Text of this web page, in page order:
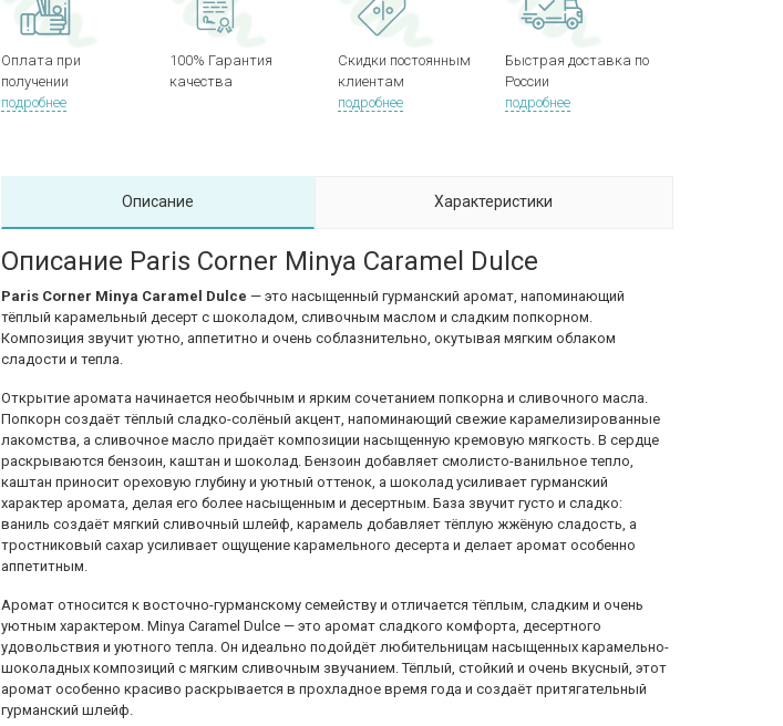
Оплата при
получении
подробнее
100% Гарантия
качества
Скидки постоянным
клиентам
подробнее
Быстрая доставка по
России
подробнее
Описание Характеристики
Описание Paris Corner Minya Caramel Dulce
Paris Corner Minya Caramel Dulce — это насыщенный гурманский аромат, напоминающий
тёплый карамельный десерт с шоколадом, сливочным маслом и сладким попкорном.
Композиция звучит уютно, аппетитно и очень соблазнительно, окутывая мягким облаком
сладости и тепла.
Открытие аромата начинается необычным и ярким сочетанием попкорна и сливочного масла.
Попкорн создаёт тёплый сладко-солёный акцент, напоминающий свежие карамелизированные
лакомства, а сливочное масло придаёт композиции насыщенную кремовую мягкость. В сердце
раскрываются бензоин, каштан и шоколад. Бензоин добавляет смолисто-ванильное тепло,
каштан приносит ореховую глубину и уютный оттенок, а шоколад усиливает гурманский
характер аромата, делая его более насыщенным и десертным. База звучит густо и сладко:
ваниль создаёт мягкий сливочный шлейф, карамель добавляет тёплую жжёную сладость, а
тростниковый сахар усиливает ощущение карамельного десерта и делает аромат особенно
аппетитным.
Аромат относится к восточно-гурманскому семейству и отличается тёплым, сладким и очень
уютным характером. Minya Caramel Dulce — это аромат сладкого комфорта, десертного
удовольствия и уютного тепла. Он идеально подойдёт любительницам насыщенных карамельно-
шоколадных композиций с мягким сливочным звучанием. Тёплый, стойкий и очень вкусный, этот
аромат особенно красиво раскрывается в прохладное время года и создаёт притягательный
гурманский шлейф.